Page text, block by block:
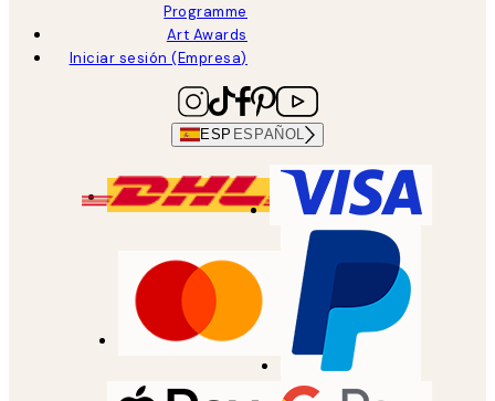
Programme
Art Awards
Iniciar sesión (Empresa)
ESP ESPAÑOL